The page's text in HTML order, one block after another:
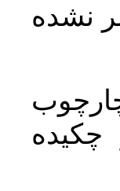
نشده
چکیده